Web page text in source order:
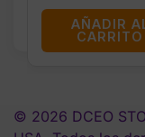
AÑADIR
CARRITO
© 2026 DCEO